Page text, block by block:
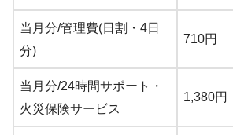
当月分/管理費(日割・4日
分)
710円
当月分/24時間サポート・
火災保険サービス
1,380円